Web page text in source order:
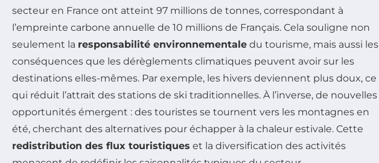
secteur en France ont atteint 97 millions de tonnes, correspondant à
l’empreinte carbone annuelle de 10 millions de Français. Cela souligne non
seulement la responsabilité environnementale du tourisme, mais aussi les
conséquences que les dérèglements climatiques peuvent avoir sur les
destinations elles-mêmes. Par exemple, les hivers deviennent plus doux, ce
qui réduit l’attrait des stations de ski traditionnelles. À l’inverse, de nouvelles
opportunités émergent : des touristes se tournent vers les montagnes en
été, cherchant des alternatives pour échapper à la chaleur estivale. Cette
redistribution des flux touristiques et la diversification des activités